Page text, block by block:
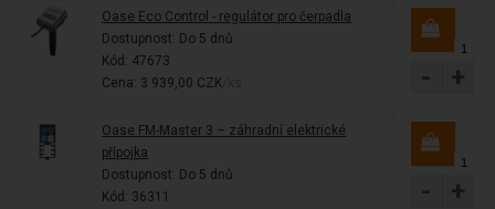
Oase Eco Control - regulátor pro čerpadla
Dostupnost: Do 5 dnů
Kód: 47673
Cena: 3 939,00 CZK
- +
Oase FM-Master 3 – záhradní elektrické
přípojka
Dostupnost: Do 5 dnů
Kód: 36311
- +